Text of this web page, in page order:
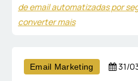
de email automatizadas por
converter mais
Email Marketing 31/